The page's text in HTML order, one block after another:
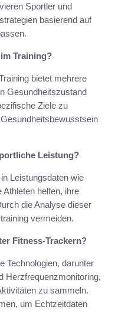
Sportler und
basierend auf
Training?
bietet mehrere
Gesundheitszustand
Ziele zu
Leistung?
Leistungsdaten wie
helfen, ihre
die Analyse dieser
vermeiden.
Fitness-Trackern?
Technologien, darunter
Herzfrequenzmonitoring,
zu sammeln.
um Echtzeitdaten